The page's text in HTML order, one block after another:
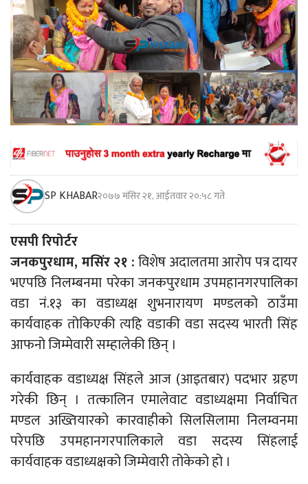
SP KHABAR२०७७ मंसिर २१, आईतवार २०:५८ गते
एसपी रिपोर्टर
जनकपुरधाम, मसिंर २१ :विशेष अदालतमा आरोप पत्र दायर
भएपछि निलम्बनमा परेका जनकपुरधाम उपमहानगरपालिका
वडा नं.१३ का वडाध्यक्ष शुभनारायण मण्डलको ठाउँमा
कार्यवाहक तोकिएकी त्यहि वडाकी वडा सदस्य भारती सिंह
आफनो जिम्मेवारी सम्हालेकी छिन् ।
कार्यवाहक वडाध्यक्ष सिंहले आज (आइतबार) पदभार ग्रहण
गरेकी छिन् । तत्कालिन एमालेवाट वडाध्यक्षमा निर्वाचित
मण्डल अख्तियारको कारवाहीको सिलसिलामा निलम्वनमा
परेपछि उपमहानगरपालिकाले वडा सदस्य सिंहलाई
कार्यवाहक वडाध्यक्षको जिम्मेवारी तोकेको हो ।